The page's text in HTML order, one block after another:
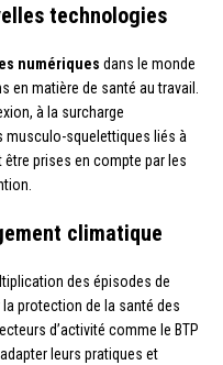
technologies
numériques dans le monde
matière de santé au travail.
à la surcharge
squelettiques liés à
être prises en compte par les
climatique
des épisodes de
protection de la santé des
d’activité comme le BTP
leurs pratiques et